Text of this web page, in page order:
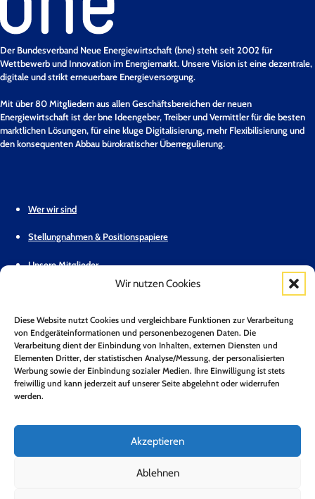
Wir nutzen Cookies
Diese Website nutzt Cookies und vergleichbare Funktionen zur Verarbeitung
von Endgeräteinformationen und personenbezogenen Daten. Die
Verarbeitung dient der Einbindung von Inhalten, externen Diensten und
Elementen Dritter, der statistischen Analyse/Messung, der personalisierten
Werbung sowie der Einbindung sozialer Medien. Ihre Einwilligung ist stets
freiwillig und kann jederzeit auf unserer Seite abgelehnt oder widerrufen
werden.
Akzeptieren
Ablehnen
Der Bundesverband Neue Energiewirtschaft (bne) steht seit 2002 für
Wettbewerb und Innovation im Energiemarkt. Unsere Vision ist eine dezentrale,
digitale und strikt erneuerbare Energieversorgung.
Mit über 80 Mitgliedern aus allen Geschäftsbereichen der neuen
Energiewirtschaft ist der bne Ideengeber, Treiber und Vermittler für die besten
marktlichen Lösungen, für eine kluge Digitalisierung, mehr Flexibilisierung und
den konsequenten Abbau bürokratischer Überregulierung.
Wer wir sind
Stellungnahmen & Positionspapiere
Unsere Mitglieder
Pressemitteilungen
Mitglied werden
Kontakt